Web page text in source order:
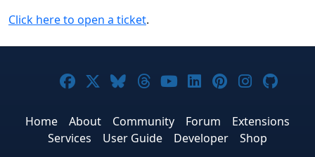
Click here to open a ticket.
Joomla! on Facebook
Joomla! on X
Joomla! on Bluesky
Joomla! on Threads
Joomla! on
Joomla! on
Joomla! on
Joomla!
Home About Community Forum
Extensions
Services
User Guide Developer
Shop